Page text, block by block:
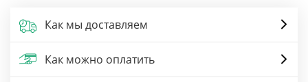
Как мы доставляем
Как можно оплатить